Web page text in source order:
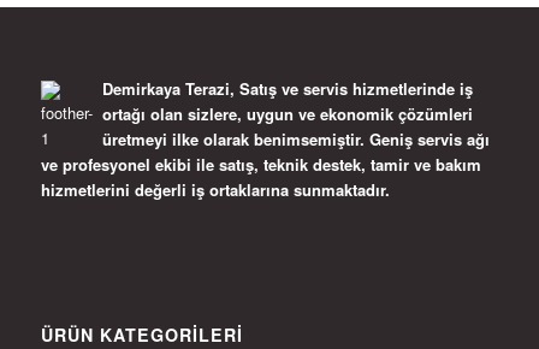
Demirkaya Terazi, Satış ve servis hizmetlerinde iş
ortağı olan sizlere, uygun ve ekonomik çözümleri
üretmeyi ilke olarak benimsemiştir. Geniş servis ağı
ve profesyonel ekibi ile satış, teknik destek, tamir ve bakım
hizmetlerini değerli iş ortaklarına sunmaktadır.
ÜRÜN KATEGORILERI